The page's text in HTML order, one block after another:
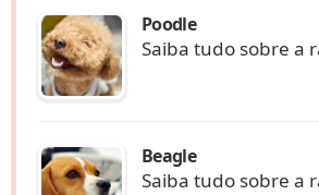
Poodle
Saiba tudo sobre a
Beagle
Saiba tudo sobre a